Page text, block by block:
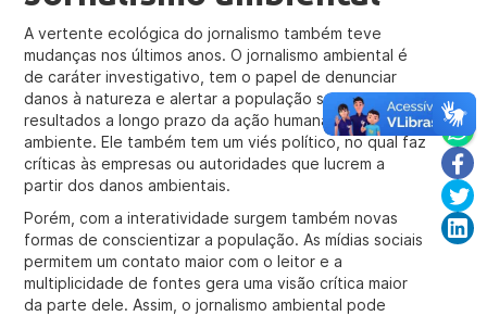
A vertente ecológica do jornalismo também teve
mudanças nos últimos anos. O jornalismo ambiental é
de caráter investigativo, tem o papel de denunciar
danos à natureza e alertar a população sobre os
resultados a longo prazo da ação humana no meio
ambiente. Ele também tem um viés político, no qual faz
críticas às empresas ou autoridades que lucrem a
partir dos danos ambientais.
Porém, com a interatividade surgem também novas
formas de conscientizar a população. As mídias sociais
permitem um contato maior com o leitor e a
multiplicidade de fontes gera uma visão crítica maior
da parte dele. Assim, o jornalismo ambiental pode